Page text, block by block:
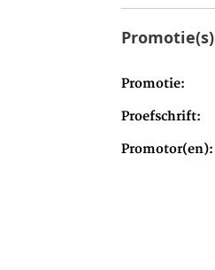
Promotie(s)
Promotie
Proefschrift
Promotor(en)